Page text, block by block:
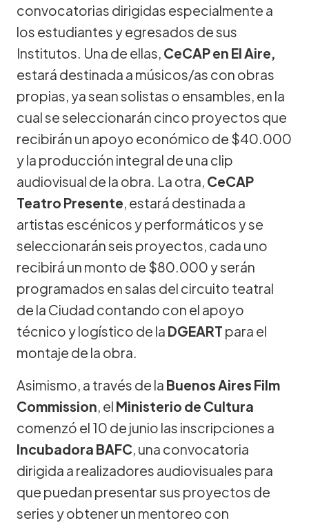
convocatorias dirigidas especialmente a
los estudiantes y egresados de sus
Institutos. Una de ellas, CeCAP en El Aire,
estará destinada a músicos/as con obras
propias, ya sean solistas o ensambles, en la
cual se seleccionarán cinco proyectos que
recibirán un apoyo económico de $40.000
y la producción integral de una clip
audiovisual de la obra. La otra, CeCAP
Teatro Presente, estará destinada a
artistas escénicos y performáticos y se
seleccionarán seis proyectos, cada uno
recibirá un monto de $80.000 y serán
programados en salas del circuito teatral
de la Ciudad contando con el apoyo
técnico y logístico de la DGEART para el
montaje de la obra.
Asimismo, a través de la Buenos Aires Film
Commission, el Ministerio de Cultura
comenzó el 10 de junio las inscripciones a
Incubadora BAFC, una convocatoria
dirigida a realizadores audiovisuales para
que puedan presentar sus proyectos de
series y obtener un mentoreo con